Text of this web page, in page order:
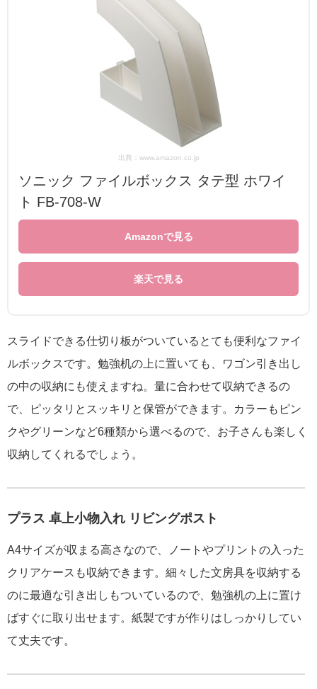
出典：www.amazon.co.jp
ソニック ファイルボックス タテ型 ホワイ
ト FB-708-W
Amazonで見る
楽天で見る
スライドできる仕切り板がついているとても便利なファイ
ルボックスです。勉強机の上に置いても、ワゴン引き出し
の中の収納にも使えますね。量に合わせて収納できるの
で、ピッタリとスッキリと保管ができます。カラーもピン
クやグリーンなど6種類から選べるので、お子さんも楽しく
収納してくれるでしょう。
プラス 卓上小物入れ リビングポスト
A4サイズが収まる高さなので、ノートやプリントの入った
クリアケースも収納できます。細々した文房具を収納する
のに最適な引き出しもついているので、勉強机の上に置け
ばすぐに取り出せます。紙製ですが作りはしっかりしてい
て丈夫です。